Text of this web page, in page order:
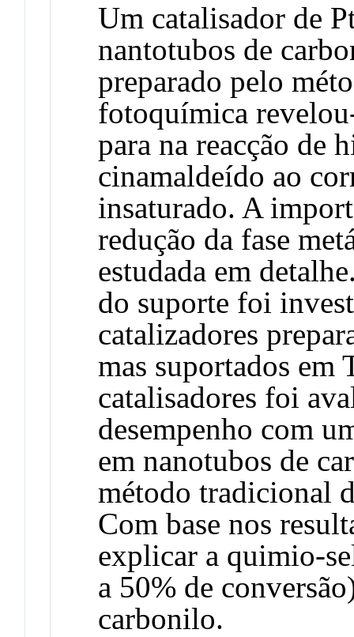
Um catalisador de
nantotubos de
preparado pelo
fotoquímica
para na reacção de
cinamaldeído ao
insaturado. A
redução da fase
estudada em
do suporte foi
catalizadores
mas suportados
catalisadores foi
desempenho com
em nanotubos de
método tradicional
Com base nos
explicar a quimio-
a 50% de
carbonilo.